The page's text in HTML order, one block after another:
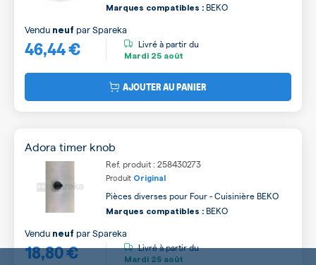
Marques compatibles : BEKO
46,44 €
Vendu neuf parSpareka
Livré à partir du
Mardi 25 août
AJOUTER AU PANIER
Adora timer knob
Ref. produit : 258430273
Produit Original
Pièces diverses pour Four - Cuisinière BEKO
Marques compatibles : BEKO
18,80 €
Vendu neuf parSpareka
Livré à partir du
Mardi 25 août